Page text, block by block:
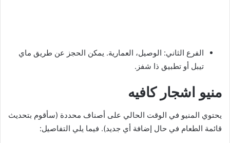
الفرع الثاني: الوصيل، العمارية. يمكن الحجز عن طريق ماي
تيبل أو تطبيق ذا شفز.
منيو اشجار كافيه
يحتوي المنيو في الوقت الحالي على أصناف محددة (سأقوم بتحديث
قائمة الطعام في حال إضافة أي جديد). فيما يلي التفاصيل: